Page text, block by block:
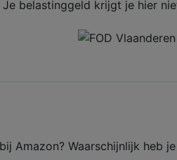
Je belastinggeld krijgt je hier
Amazon? Waarschijnlijk heb